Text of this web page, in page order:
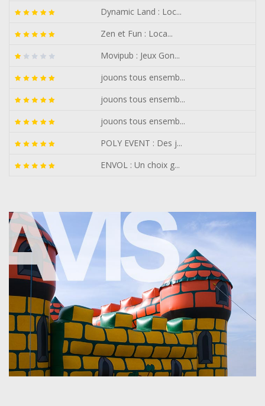
Dynamic Land : Loc...
Zen et Fun : Loca...
Movipub : Jeux Gon...
jouons tous ensemb...
jouons tous ensemb...
jouons tous ensemb...
POLY EVENT : Des j...
ENVOL : Un choix g...